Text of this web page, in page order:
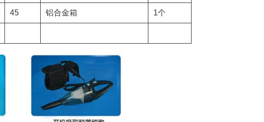
45 铝合金箱 1个